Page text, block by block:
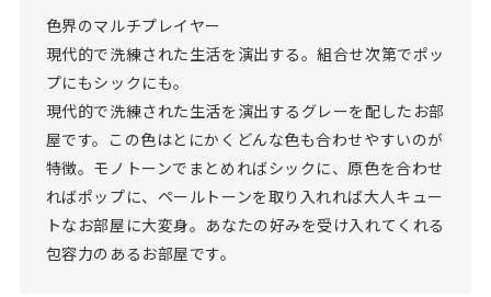
色界のマルチプレイヤー
現代的で洗練された生活を演出する。組合せ次第でポッ
プにもシックにも。
現代的で洗練された生活を演出するグレーを配したお部
屋です。この色はとにかくどんな色も合わせやすいのが
特徴。モノトーンでまとめればシックに、原色を合わせ
ればポップに、ペールトーンを取り入れれば大人キュー
トなお部屋に大変身。あなたの好みを受け入れてくれる
包容力のあるお部屋です。